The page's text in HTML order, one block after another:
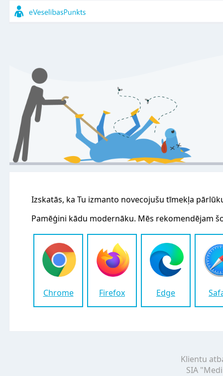
Izskatās, ka Tu izmanto novecojušu tīmekļa
Pamēģini kādu modernāku. Mēs rekomendējam
Chrome Firefox Edge
Klientu
SIA